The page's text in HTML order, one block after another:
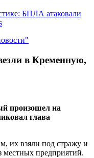
БПЛА атаковали
в Кременную,
произошел на
глава
их взяли под стражу и
местных предприятий.